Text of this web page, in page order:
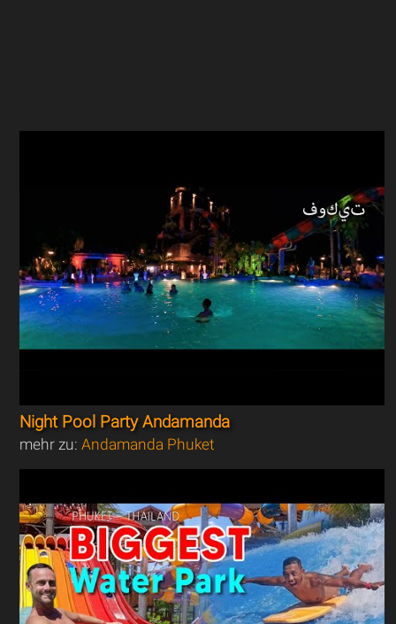
Night Pool Party Andamanda
mehr zu:Andamanda Phuket